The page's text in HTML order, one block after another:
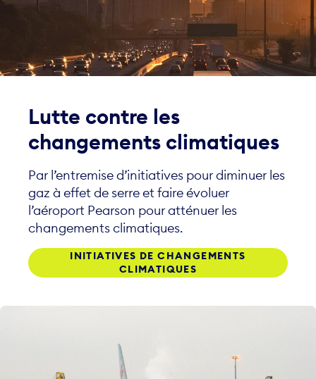
changements climatiques
gaz à effet de serre et faire évoluer
l’aéroport Pearson pour atténuer les
changements climatiques.
CLIMATIQUES